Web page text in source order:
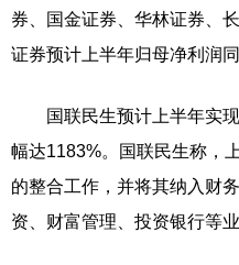
券、国金证券、华林证券、
证券预计上半年归母净利润
国联民生预计上半年实现
幅达1183%。国联民生称，
的整合工作，并将其纳入财
资、财富管理、投资银行等